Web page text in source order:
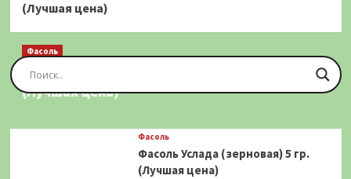
(Лучшая цена)
Фасоль
Фасоль Золотая Сакса (спаржевая) 20 шт.
(Лучшая цена)
Фасоль
Фасоль Услада (зерновая) 5 гр.
(Лучшая цена)